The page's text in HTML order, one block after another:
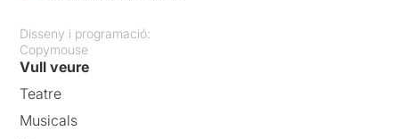
Disseny i programació:
Copymouse
Vull veure
Teatre
Musicals